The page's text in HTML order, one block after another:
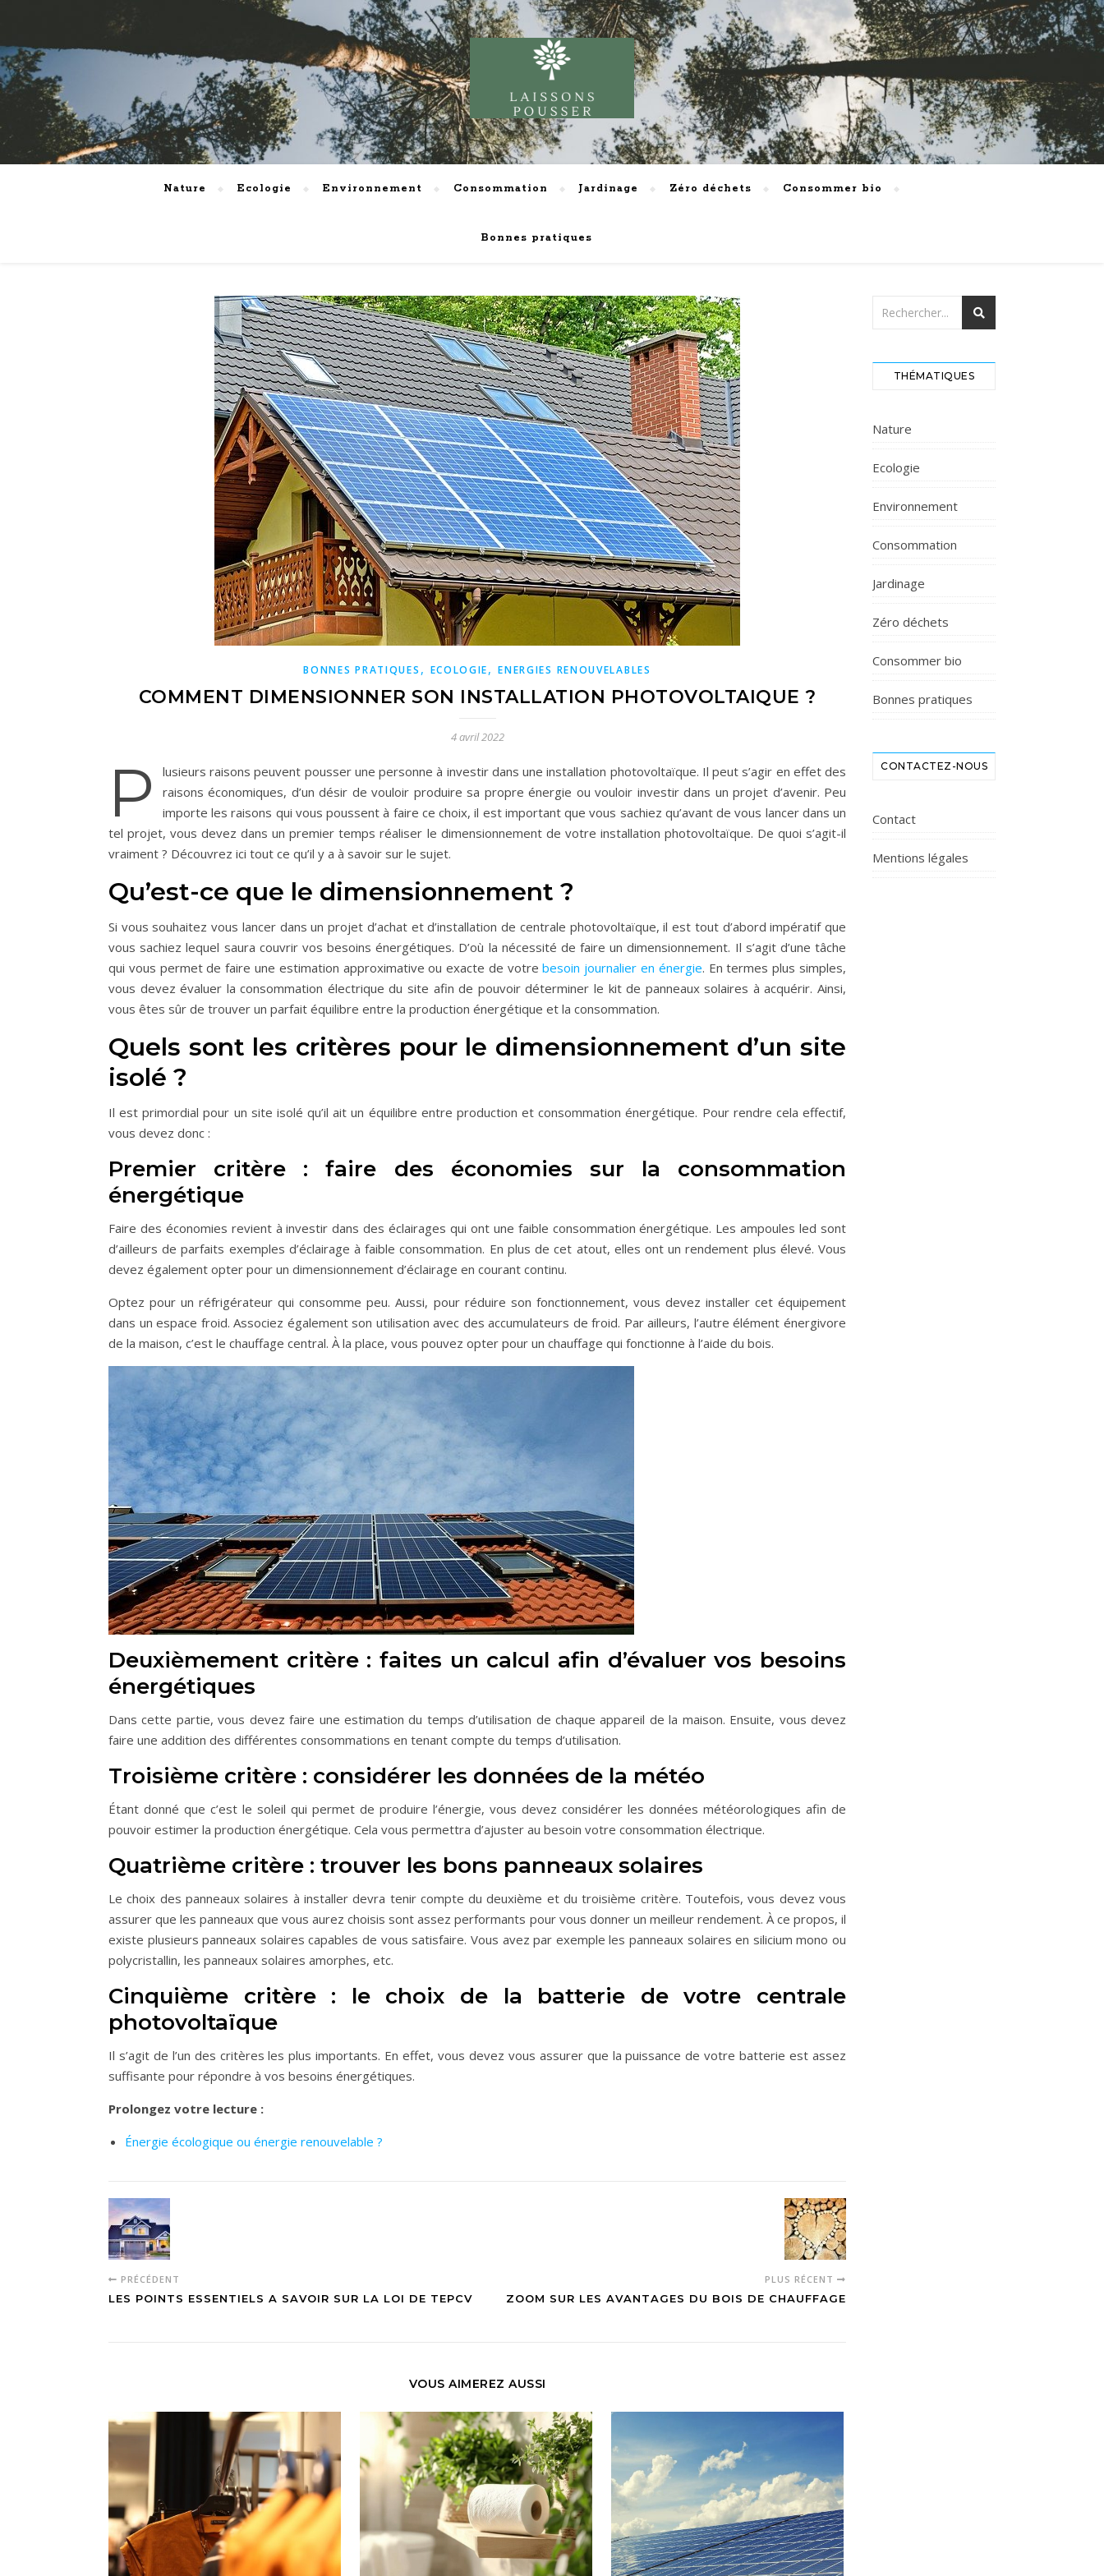
Nature Ecologie Environnement Consommation Jardinage Zéro déchets Consommer bio
Bonnes pratiques
BONNES PRATIQUES , ECOLOGIE,ENERGIES RENOUVELABLES
COMMENT DIMENSIONNER SON INSTALLATION PHOTOVOLTAIQUE ?
4 avril 2022
P
lusieurs raisons peuvent pousser une personne à investir dans une installation photovoltaïque. Il peut s’agir en effet des
raisons économiques, d’un désir de vouloir produire sa propre énergie ou vouloir investir dans un projet d’avenir. Peu
importe les raisons qui vous poussent à faire ce choix, il est important que vous sachiez qu’avant de vous lancer dans un
tel projet, vous devez dans un premier temps réaliser le dimensionnement de votre installation photovoltaïque. De quoi s’agit-il
vraiment ? Découvrez ici tout ce qu’il y a à savoir sur le sujet.
Qu’est-ce que le dimensionnement ?
Si vous souhaitez vous lancer dans un projet d’achat et d’installation de centrale photovoltaïque, il est tout d’abord impératif que
vous sachiez lequel saura couvrir vos besoins énergétiques. D’où la nécessité de faire un dimensionnement. Il s’agit d’une tâche
qui vous permet de faire une estimation approximative ou exacte de votrebesoin journalier en énergie. En termes plus simples,
vous devez évaluer la consommation électrique du site afin de pouvoir déterminer le kit de panneaux solaires à acquérir. Ainsi,
vous êtes sûr de trouver un parfait équilibre entre la production énergétique et la consommation.
Quels sont les critères pour le dimensionnement d’un site
isolé ?
Il est primordial pour un site isolé qu’il ait un équilibre entre production et consommation énergétique. Pour rendre cela effectif,
vous devez donc :
Premier critère : faire des économies sur la consommation
énergétique
Faire des économies revient à investir dans des éclairages qui ont une faible consommation énergétique. Les ampoules led sont
d’ailleurs de parfaits exemples d’éclairage à faible consommation. En plus de cet atout, elles ont un rendement plus élevé. Vous
devez également opter pour un dimensionnement d’éclairage en courant continu.
Optez pour un réfrigérateur qui consomme peu. Aussi, pour réduire son fonctionnement, vous devez installer cet équipement
dans un espace froid. Associez également son utilisation avec des accumulateurs de froid. Par ailleurs, l’autre élément énergivore
de la maison, c’est le chauffage central. À la place, vous pouvez opter pour un chauffage qui fonctionne à l’aide du bois.
Deuxièmement critère : faites un calcul afin d’évaluer vos besoins
énergétiques
Dans cette partie, vous devez faire une estimation du temps d’utilisation de chaque appareil de la maison. Ensuite, vous devez
faire une addition des différentes consommations en tenant compte du temps d’utilisation.
Troisième critère : considérer les données de la météo
Étant donné que c’est le soleil qui permet de produire l’énergie, vous devez considérer les données météorologiques afin de
pouvoir estimer la production énergétique. Cela vous permettra d’ajuster au besoin votre consommation électrique.
Quatrième critère : trouver les bons panneaux solaires
Le choix des panneaux solaires à installer devra tenir compte du deuxième et du troisième critère. Toutefois, vous devez vous
assurer que les panneaux que vous aurez choisis sont assez performants pour vous donner un meilleur rendement. À ce propos, il
existe plusieurs panneaux solaires capables de vous satisfaire. Vous avez par exemple les panneaux solaires en silicium mono ou
polycristallin, les panneaux solaires amorphes, etc.
Cinquième critère : le choix de la batterie de votre centrale
photovoltaïque
Il s’agit de l’un des critères les plus importants. En effet, vous devez vous assurer que la puissance de votre batterie est assez
suffisante pour répondre à vos besoins énergétiques.
Prolongez votre lecture :
Énergie écologique ou énergie renouvelable ?
PRÉCÉDENT
LES POINTS ESSENTIELS A SAVOIR SUR LA LOI DE TEPCV
PLUS RÉCENT
ZOOM SUR LES AVANTAGES DU BOIS DE CHAUFFAGE
VOUS AIMEREZ AUSSI
THÉMATIQUES
Nature
Ecologie
Environnement
Consommation
Jardinage
Zéro déchets
Consommer bio
Bonnes pratiques
CONTACTEZ-NOUS
Contact
Mentions légales